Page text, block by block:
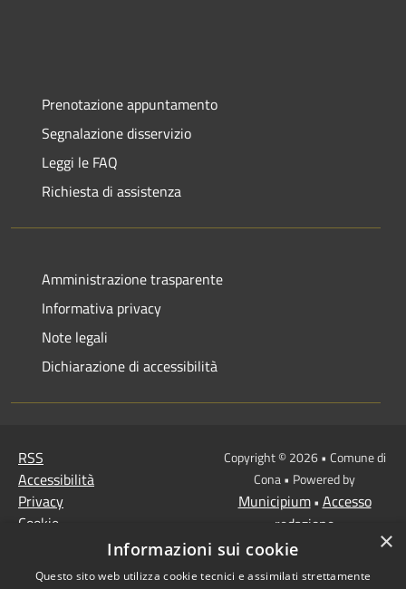
Prenotazione appuntamento
Segnalazione disservizio
Leggi le FAQ
Richiesta di assistenza
Amministrazione trasparente
Informativa privacy
Note legali
Dichiarazione di accessibilità
RSS
Accessibilità
Privacy
Cookie
MISSIONE 2 Rivoluzione
Copyright © 2026 • Comune di
Cona • Powered by
Municipium• Accesso
redazione
×
Informazioni sui cookie
Questo sito web utilizza cookie tecnici e assimilati strettamente